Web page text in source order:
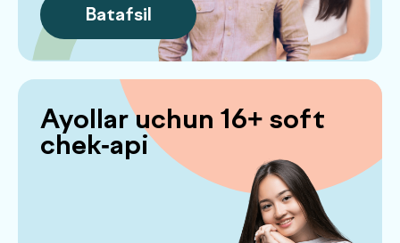
Savolingizga javob
topilmadimi? Ariza